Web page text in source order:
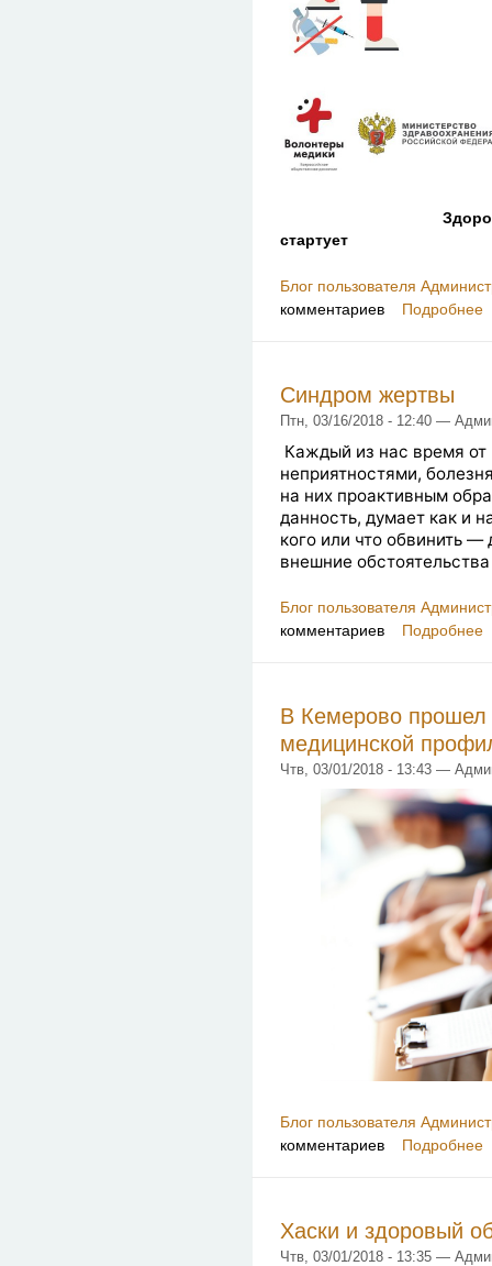
стартует
Блог пользователя
комментариев
Подробнее
Синдром жертвы
Птн, 03/16/2018 - 12:40 —
Каждый из нас время от
неприятностями,
на них проактивным
данность, думает как и
кого или что обвинить —
внешние
Блог пользователя
комментариев
Подробнее
В Кемерово
медицинской
Чтв, 03/01/2018 - 13:43 —
Блог пользователя
комментариев
Подробнее
Хаски и здоровый
Чтв, 03/01/2018 - 13:35 —